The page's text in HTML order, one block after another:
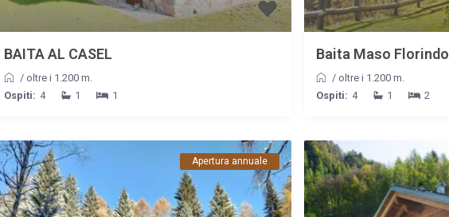
BAITA AL CASEL
/ oltre i 1.200 m.
Ospiti: 4 1 1
Baita Maso Florindo
/ oltre i 1.200 m.
Ospiti: 4 1 2
Apertura annuale